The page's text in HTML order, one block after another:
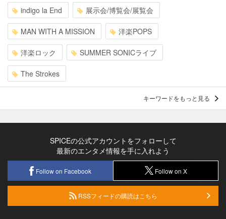
indigo la End 展示会/博覧会/展覧会
MAN WITH A MISSION 洋楽POPS
洋楽ロック SUMMER SONICライブ
The Strokes
キーワードをもっと見る
SPICEの公式アカウントをフォローして
最新のエンタメ情報を手に入れよう
Follow on Facebook Follow on X
RSSフィードの購読はこちら